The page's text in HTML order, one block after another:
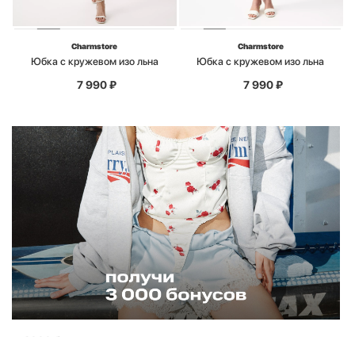
Charmstore
Юбка с кружевом изо льна
7 990₽
Charmstore
Юбка с кружевом изо льна
7 990₽